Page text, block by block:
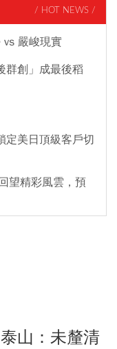
/ HOT NEWS /
嚴峻現實
群創」成最後稻
定美日頂級客戶切
望精彩風雲，預
山：未釐清